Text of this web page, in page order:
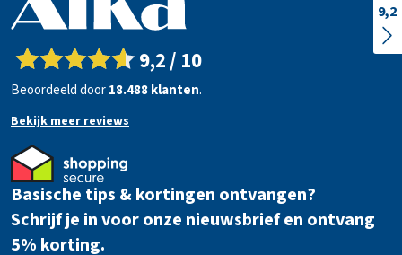
9,2 / 10
Beoordeeld door18.488 klanten.
Bekijk meer reviews
Basische tips & kortingen ontvangen?
Schrijf je in voor onze nieuwsbrief en ontvang
5% korting.
e
w
a
e
Subtotaal
€ 0,00
Verzendkosten
9,2